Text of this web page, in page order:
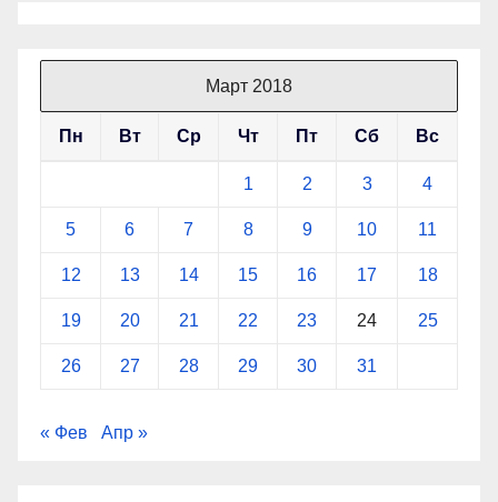
Март 2018
Пн Вт Ср Чт Пт Сб Вс
1 2 3 4
5 6 7 8 9 10 11
12 13 14 15 16 17 18
19 20 21 22 23 24 25
26 27 28 29 30 31
« Фев Апр »